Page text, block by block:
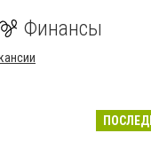
Финансы